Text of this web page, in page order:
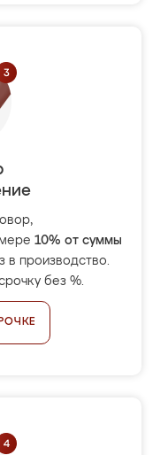
10% от суммы
в производство.
без %.